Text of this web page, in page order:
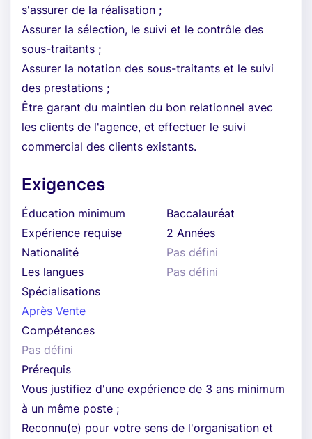
s'assurer de la réalisation ;
Assurer la sélection, le suivi et le contrôle des
sous-traitants ;
Assurer la notation des sous-traitants et le suivi
des prestations ;
Être garant du maintien du bon relationnel avec
les clients de l'agence, et effectuer le suivi
commercial des clients existants.
Exigences
Éducation minimum
Baccalauréat
Expérience requise
2 Années
Nationalité
Pas défini
Les langues
Pas défini
Spécialisations
Après Vente
Compétences
Pas défini
Prérequis
Vous justifiez d'une expérience de 3 ans minimum
à un même poste ;
Reconnu(e) pour votre sens de l'organisation et